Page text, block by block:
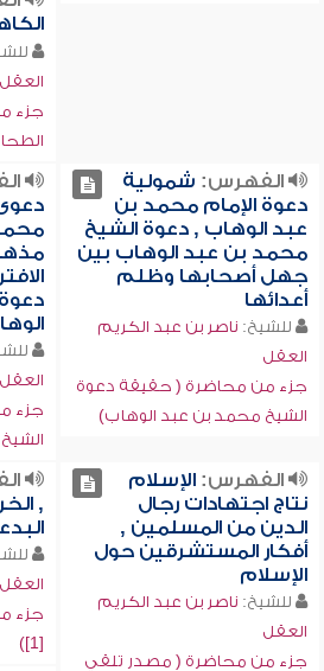
العقل
جزء
الفهرس: شمولية
دعوة الإمام محمد بن
عبد الوهاب , دعوة الشيخ
محمد بن عبد الوهاب بين
جهل أصحابها وظلم
أعدائها
للشيخ: ناصر بن عبد الكريم
العقل
جزء من محاضرة ( حقيقة دعوة
الشيخ محمد بن عبد الوهاب)
العقل
جزء
الفهرس:الإسلام
نتاج اجتهادات رجال
الدين من المسلمين ,
أفكار المستشرقين حول
الإسلام
للشيخ: ناصر بن عبد الكريم
العقل
جزء من محاضرة ( مصدر تلقي
,
العقل
جزء
[1])